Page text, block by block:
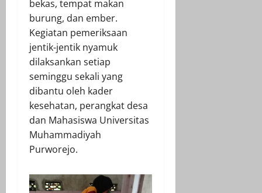
bekas, tempat makan
burung, dan ember.
Kegiatan pemeriksaan
jentik-jentik nyamuk
dilaksankan setiap
seminggu sekali yang
dibantu oleh kader
kesehatan, perangkat desa
dan Mahasiswa Universitas
Muhammadiyah
Purworejo.